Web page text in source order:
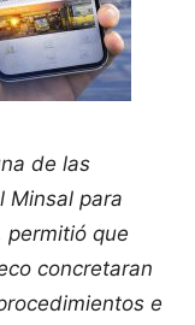
de las
Minsal para
permitió que
concretaran
e